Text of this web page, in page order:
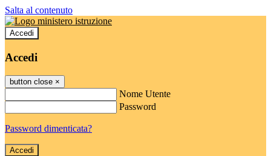
Salta al contenuto
Accedi
Accedi
button close ×
Nome Utente
Password
Password dimenticata?